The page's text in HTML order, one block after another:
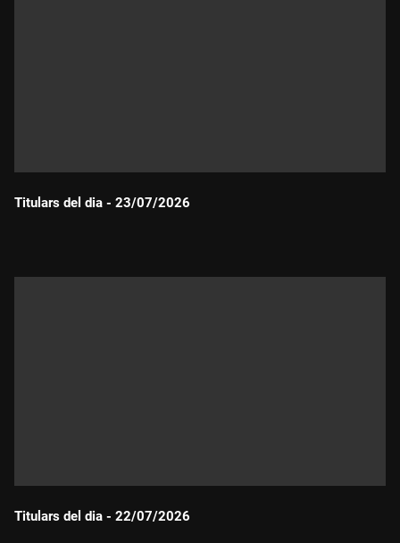
Titulars del dia - 23/07/2026
Titulars del dia - 22/07/2026